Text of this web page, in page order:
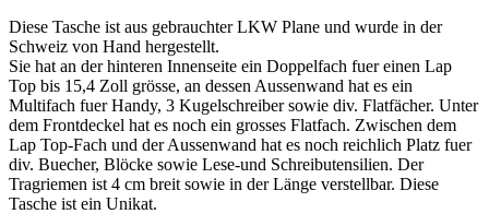
Diese Tasche ist aus gebrauchter LKW Plane und wurde in der
Schweiz von Hand hergestellt.
Sie hat an der hinteren Innenseite ein Doppelfach fuer einen Lap
Top bis 15,4 Zoll grösse, an dessen Aussenwand hat es ein
Multifach fuer Handy, 3 Kugelschreiber sowie div. Flatfächer. Unter
dem Frontdeckel hat es noch ein grosses Flatfach. Zwischen dem
Lap Top-Fach und der Aussenwand hat es noch reichlich Platz fuer
div. Buecher, Blöcke sowie Lese-und Schreibutensilien. Der
Tragriemen ist 4 cm breit sowie in der Länge verstellbar. Diese
Tasche ist ein Unikat.